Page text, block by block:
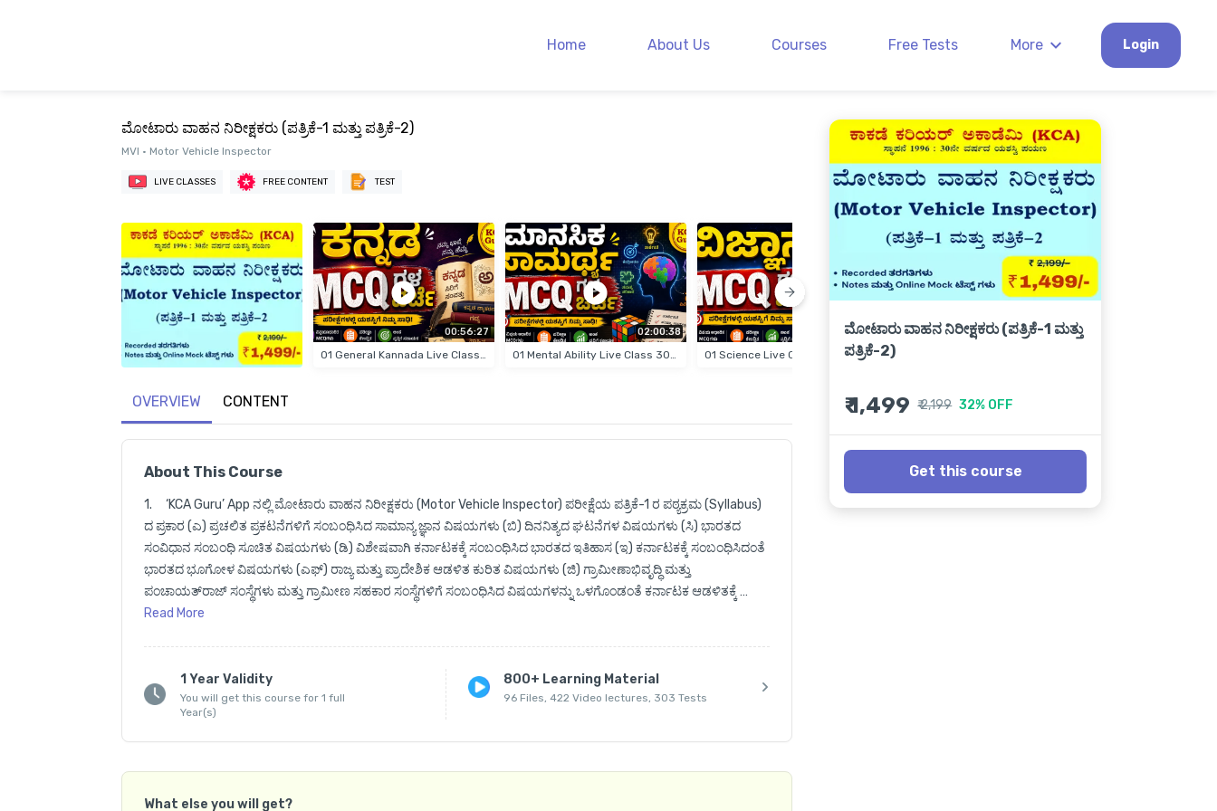
Home About Us Courses Free Tests More Login
ಮೋಟಾರು ವಾಹನ ನಿರೀಕ್ಷಕರು (ಪತ್ರಿಕೆ-1 ಮತ್ತು ಪತ್ರಿಕೆ-2)
MVI • Motor Vehicle Inspector
LIVE CLASSES FREE CONTENT TEST
01 General Kannada Live Classes 18-07-2026
00:56:27
01 Mental Ability Live Class 30-06-2026
02:00:38
01 Science Live Class 17-07-2026
00:54:40
OVERVIEW CONTENT
About This Course
1.	‘KCA Guru’ App ನಲ್ಲಿ ಮೋಟಾರು ವಾಹನ ನಿರೀಕ್ಷಕರು (Motor Vehicle Inspector) ಪರೀಕ್ಷೆಯ ಪತ್ರಿಕೆ-1 ರ ಪಠ್ಯಕ್ರಮ (Syllabus)
ದ ಪ್ರಕಾರ (ಎ) ಪ್ರಚಲಿತ ಪ್ರಕಟನೆಗಳಿಗೆ ಸಂಬಂಧಿಸಿದ ಸಾಮಾನ್ಯ ಜ್ಞಾನ ವಿಷಯಗಳು (ಬಿ) ದಿನನಿತ್ಯದ ಘಟನೆಗಳ ವಿಷಯಗಳು (ಸಿ) ಭಾರತದ
ಸಂವಿಧಾನ ಸಂಬಂಧಿ ಸೂಚಿತ ವಿಷಯಗಳು (ಡಿ) ವಿಶೇಷವಾಗಿ ಕರ್ನಾಟಕಕ್ಕೆ ಸಂಬಂಧಿಸಿದ ಭಾರತದ ಇತಿಹಾಸ (ಇ) ಕರ್ನಾಟಕಕ್ಕೆ ಸಂಬಂಧಿಸಿದಂತೆ
ಭಾರತದ ಭೂಗೋಳ ವಿಷಯಗಳು (ಎಫ್) ರಾಜ್ಯ ಮತ್ತು ಪ್ರಾದೇಶಿಕ ಆಡಳಿತ ಕುರಿತ ವಿಷಯಗಳು (ಜಿ) ಗ್ರಾಮೀಣಾಭಿವೃದ್ಧಿ ಮತ್ತು
ಪಂಚಾಯತ್‌ರಾಜ್ ಸಂಸ್ಥೆಗಳು ಮತ್ತು ಗ್ರಾಮೀಣ ಸಹಕಾರ ಸಂಸ್ಥೆಗಳಿಗೆ ಸಂಬಂಧಿಸಿದ ವಿಷಯಗಳನ್ನು ಒಳಗೊಂಡಂತೆ ಕರ್ನಾಟಕ ಆಡಳಿತಕ್ಕೆ
ಸಂಬಂಧಿಸಿದ ಕುರಿತ ವಿಷಯಗಳು (ಎಚ್) ಕರ್ನಾಟಕದ ಪರಂಪರೆ ಸಂಬಂಧಿ ಸಾಮಾನ್ಯ ವಿಷಯಗಳು ಮತ್ತು ಆರ್ಥಿಕ ಕುರಿತ ವಿಷಯಗಳು ಹಾಗೂ
2.     ನೋಟಿಫಿಕೇಶನ್ ಆದ ನಂತರ ಪ್ರತಿದಿನ Live ತರಗತಿಗಳು ಪ್ರಾರಂಭವಾಗುತ್ತವೆ.
3.	ಈ Online ಕೋರ್ಸ್ ನಲ್ಲಿ Recorded Video ತರಗತಿಗಳು, Notes ಹಾಗೂ Online Mock ಟೆಸ್ಟ್ ಗಳು ಇರುತ್ತವೆ.
Read More
1 Year Validity
You will get this course for 1 full
Year(s)
800+ Learning Material
96 Files, 422 Video lectures, 303 Tests
What else you will get?
ಮೋಟಾರು ವಾಹನ ನಿರೀಕ್ಷಕರು (ಪತ್ರಿಕೆ-1 ಮತ್ತು
ಪತ್ರಿಕೆ-2)
₹ 1,499 ₹ 2,199 32% OFF
Get this course